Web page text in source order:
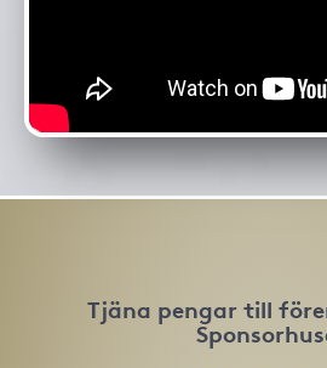
Tjäna pengar till